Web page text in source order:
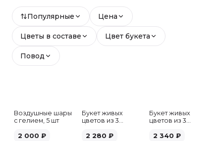
Популярные Цена
Цветы в составе Цвет букета
Повод
Воздушные шары
с гелием, 5 шт
2 000 ₽
Букет живых
цветов из 3
2 280 ₽
Букет живых
цветов из 3
2 340 ₽